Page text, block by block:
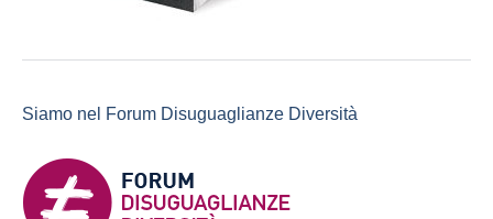
Siamo nel Forum Disuguaglianze Diversità